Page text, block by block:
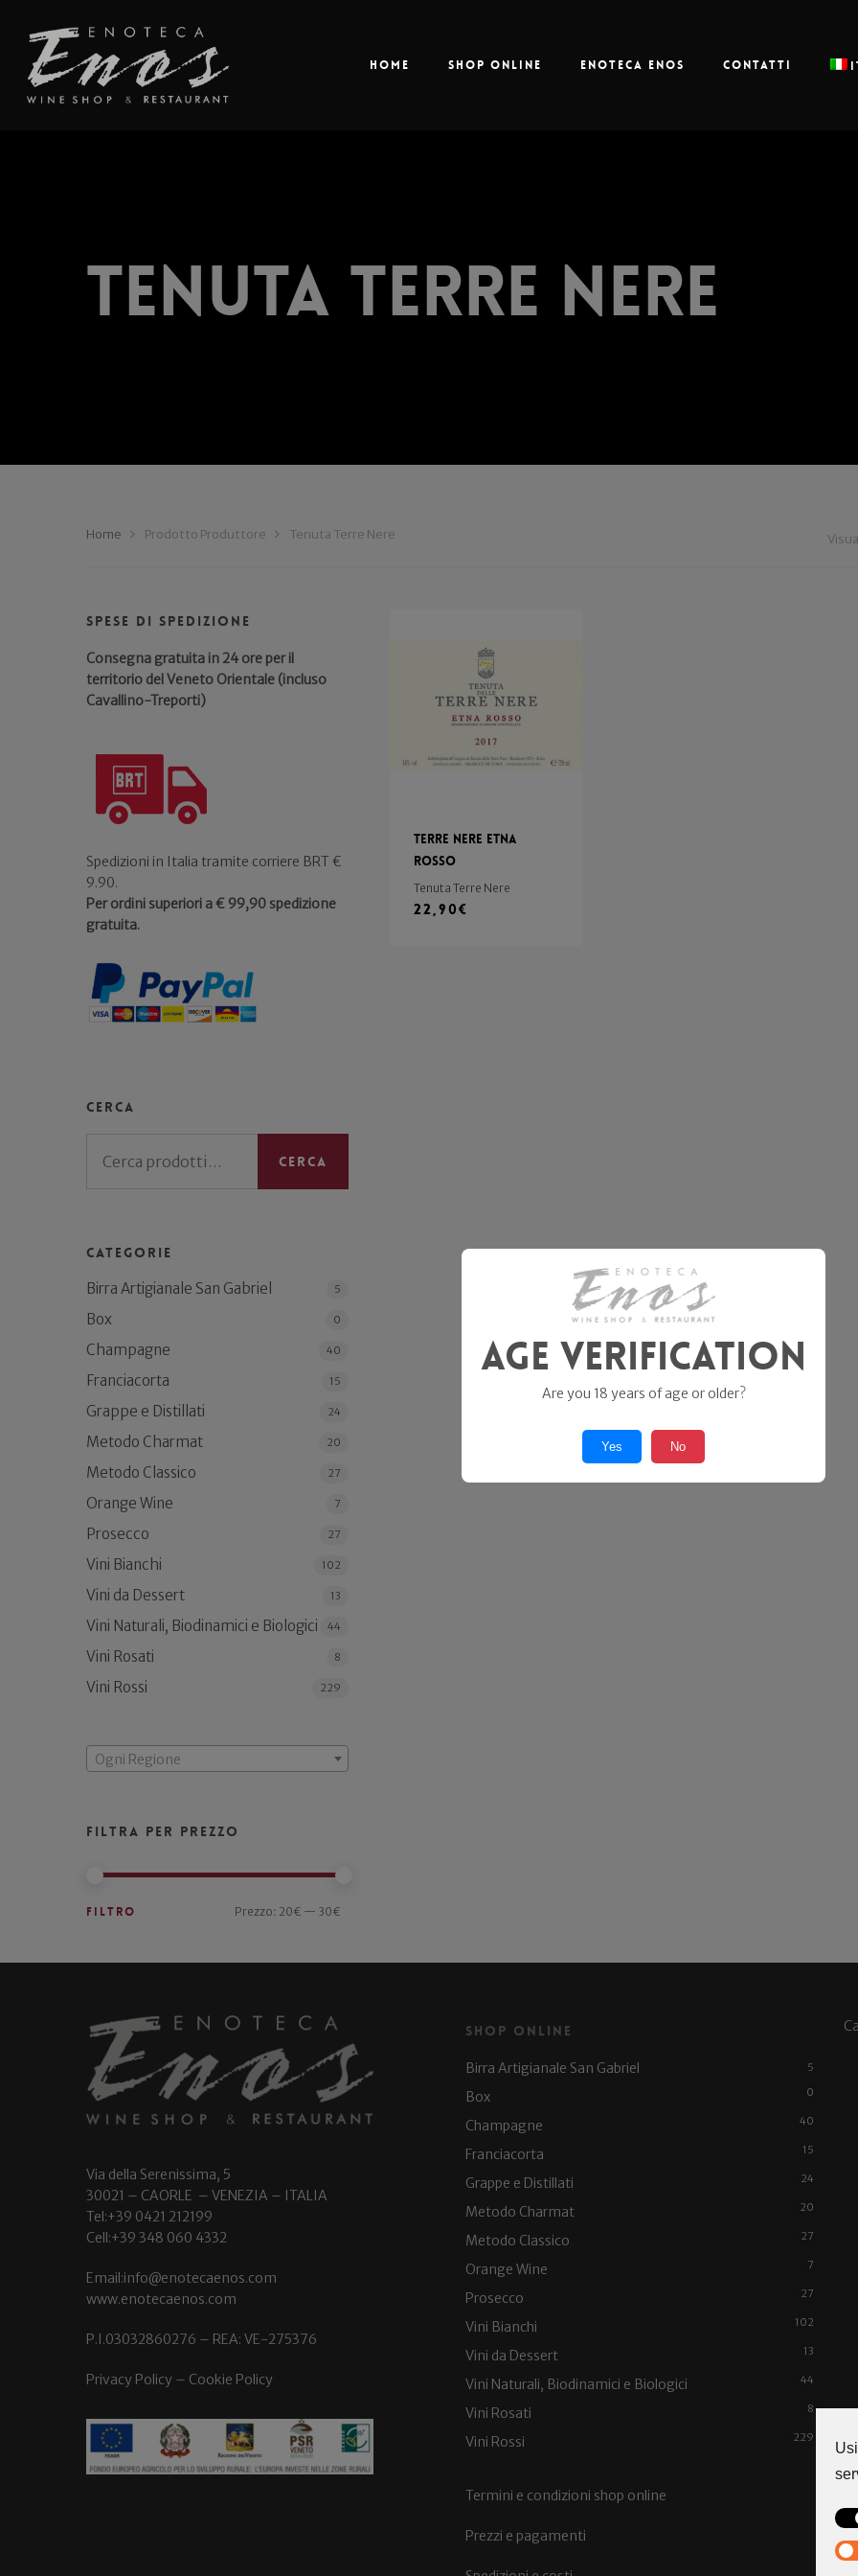
Home Shop online Enoteca Enos Contatti
Tenuta Terre Nere
Home Prodotto Produttore Tenuta Terre Nere
Spese di spedizione
Consegna gratuita in 24 ore per il
territorio del Veneto Orientale (incluso
Cavallino-Treporti)
Spedizioni in Italia tramite corriere BRT €
9.90.
Per ordini superiori a € 99,90 spedizione
gratuita.
Cerca
Cerca
Categorie
Birra Artigianale San Gabriel 5
Box 0
Champagne 40
Franciacorta 15
Grappe e Distillati 24
Metodo Charmat 20
Metodo Classico 27
Orange Wine 7
Prosecco 27
Vini Bianchi 102
Vini da Dessert 13
Vini Naturali, Biodinamici e Biologici 44
Vini Rosati 8
Vini Rossi 229
Ogni Regione
Filtra per prezzo
Filtro Prezzo: 20€ — 30€
Terre Nere Etna
Rosso
Tenuta Terre Nere
22,90€
Via della Serenissima, 5
30021 – CAORLE – VENEZIA – ITALIA
Tel:+39 0421 212199
Cell:+39 348 060 4332
Email:info@enotecaenos.com
www.enotecaenos.com
P.I.03032860276 – REA: VE-275376
Privacy Policy – Cookie Policy
Shop Online
Birra Artigianale San Gabriel 5
Box 0
Champagne 40
Franciacorta 15
Grappe e Distillati 24
Metodo Charmat 20
Metodo Classico 27
Orange Wine 7
Prosecco 27
Vini Bianchi 102
Vini da Dessert 13
Vini Naturali, Biodinamici e Biologici 44
Vini Rosati 8
Vini Rossi 229
Termini e condizioni shop online
Prezzi e pagamenti
Age Verification
Are you 18 years of age or older?
Yes No